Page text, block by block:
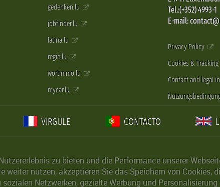
gedenken.lu
jobfinder.lu
latina.lu
regie.lu
wortimmo.lu
mycar.lu
Tel.:(+352) 4993-1
E-mail:
Privacy Policy
Cookies & Tracking
Contact and legal
VIRGULE CONTACTO
zu bieten und die Performance unserer
weiter nutzen, akzeptieren Sie das Speichern von
Netzwerken, gezielte Werbung und